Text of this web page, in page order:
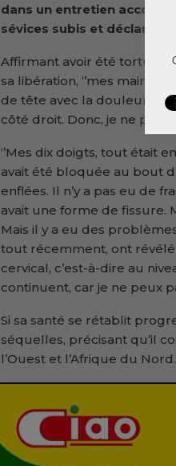
dans un entretien accordé
sévices subis et déclare
Affirmant avoir été torturé
sa libération, ‘’mes mains,
de tête avec la douleur au
côté droit. Donc, je ne
‘’Mes dix doigts, tout était
avait été bloquée au bout
enflées. Il n’y a pas eu de
avait une forme de fissure.
Mais il y a eu des
tout récemment, ont révélé
cervical, c’est-à-dire au
continuent, car je ne peux
Si sa santé se rétablit
séquelles, précisant qu’il
l’Ouest et l’Afrique du Nord.